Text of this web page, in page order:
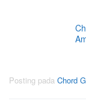
Posting pada Chord